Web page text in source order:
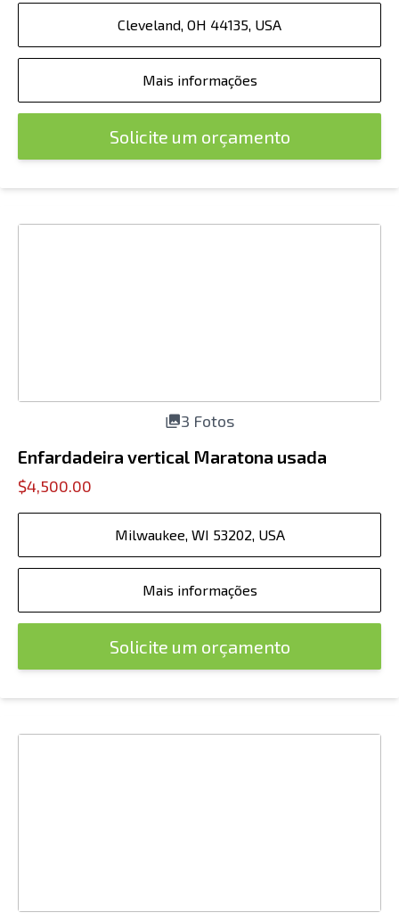
Cleveland, OH 44135, USA
Mais informações
Solicite um orçamento
3 Fotos
Enfardadeira vertical Maratona usada
$4,500.00
Milwaukee, WI 53202, USA
Mais informações
Solicite um orçamento